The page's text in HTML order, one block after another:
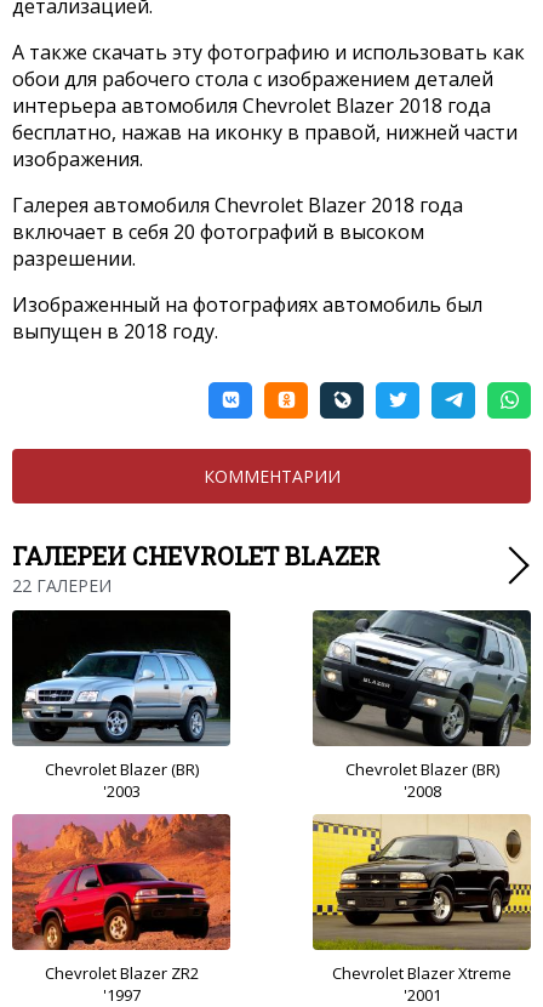
детализацией.
А также скачать эту фотографию и использовать как
обои для рабочего стола с изображением деталей
интерьера автомобиля Chevrolet Blazer 2018 года
бесплатно, нажав на иконку в правой, нижней части
изображения.
Галерея автомобиля Chevrolet Blazer 2018 года
включает в себя 20 фотографий в высоком
разрешении.
Изображенный на фотографиях автомобиль был
выпущен в 2018 году.
КОММЕНТАРИИ
ГАЛЕРЕИ CHEVROLET BLAZER
22 ГАЛЕРЕИ
Chevrolet Blazer (BR)
'2003
Chevrolet Blazer (BR)
'2008
Chevrolet Blazer ZR2
'1997
Chevrolet Blazer Xtreme
'2001